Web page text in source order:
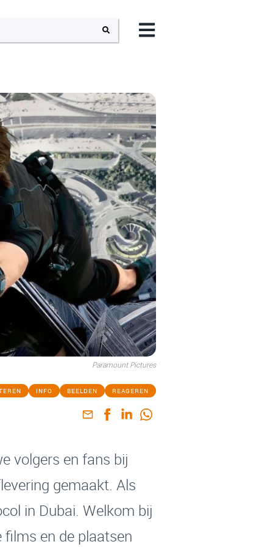
Paramount Pictures
INFO BEELDEN REAGEREN
volgers en fans bij
gemaakt. Als
in Dubai. Welkom bij
en de plaatsen